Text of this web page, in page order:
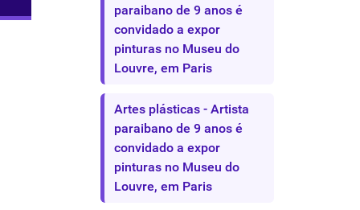
paraibano de 9 anos é
convidado a expor
pinturas no Museu do
Louvre, em Paris
Artes plásticas - Artista
paraibano de 9 anos é
convidado a expor
pinturas no Museu do
Louvre, em Paris